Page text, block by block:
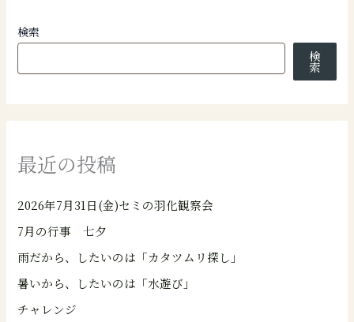
検索
検
索
最近の投稿
2026年7月31日(金)セミの羽化観察会
7月の行事 七夕
雨だから、したいのは「カタツムリ探し」
暑いから、したいのは「水遊び」
チャレンジ